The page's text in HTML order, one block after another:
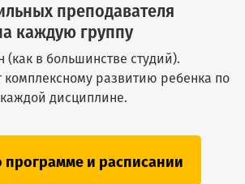
преподавателя
каждую группу
(как в большинстве студий).
комплексному развитию ребенка по
каждой дисциплине.
программе и расписании